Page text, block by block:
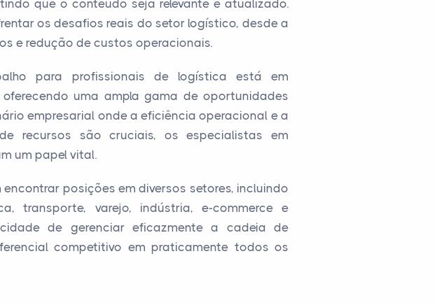
que o conteúdo seja relevante e atualizado.
os desafios reais do setor logístico, desde a
e redução de custos operacionais.
para profissionais de logística está em
uma ampla gama de oportunidades
empresarial onde a eficiência operacional e a
recursos são cruciais, os especialistas em
um papel vital.
posições em diversos setores, incluindo
transporte, varejo, indústria, e-commerce e
de gerenciar eficazmente a cadeia de
competitivo em praticamente todos os